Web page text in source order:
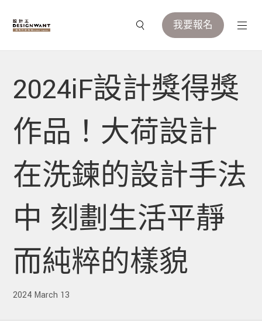
我要報名
2024iF設計獎得獎
作品！大荷設計
在洗鍊的設計手法
中 刻劃生活平靜
而純粹的樣貌
2024 March 13